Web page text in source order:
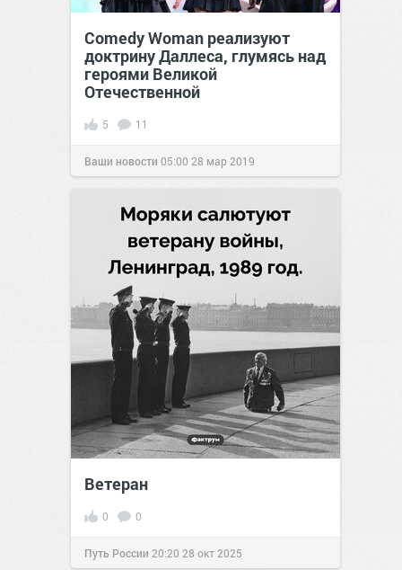
Comedy Woman реализуют
доктрину Даллеса, глумясь над
героями Великой
Отечественной
5 11
Ваши новости 05:00 28 мар 2019
Ветеран
0 0
Путь России 20:20 28 окт 2025